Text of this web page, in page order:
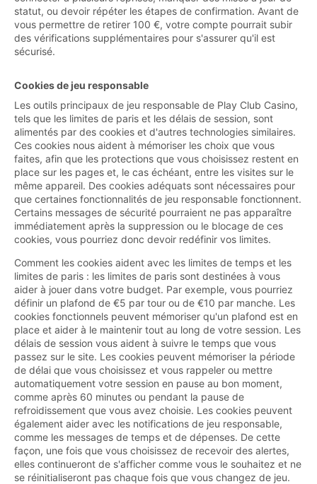
statut, ou devoir répéter les étapes de confirmation. Avant de
vous permettre de retirer 100 €, votre compte pourrait subir
des vérifications supplémentaires pour s'assurer qu'il est
sécurisé.
Cookies de jeu responsable
Les outils principaux de jeu responsable de Play Club Casino,
tels que les limites de paris et les délais de session, sont
alimentés par des cookies et d'autres technologies similaires.
Ces cookies nous aident à mémoriser les choix que vous
faites, afin que les protections que vous choisissez restent en
place sur les pages et, le cas échéant, entre les visites sur le
même appareil. Des cookies adéquats sont nécessaires pour
que certaines fonctionnalités de jeu responsable fonctionnent.
Certains messages de sécurité pourraient ne pas apparaître
immédiatement après la suppression ou le blocage de ces
cookies, vous pourriez donc devoir redéfinir vos limites.
Comment les cookies aident avec les limites de temps et les
limites de paris : les limites de paris sont destinées à vous
aider à jouer dans votre budget. Par exemple, vous pourriez
définir un plafond de €5 par tour ou de €10 par manche. Les
cookies fonctionnels peuvent mémoriser qu'un plafond est en
place et aider à le maintenir tout au long de votre session. Les
délais de session vous aident à suivre le temps que vous
passez sur le site. Les cookies peuvent mémoriser la période
de délai que vous choisissez et vous rappeler ou mettre
automatiquement votre session en pause au bon moment,
comme après 60 minutes ou pendant la pause de
refroidissement que vous avez choisie. Les cookies peuvent
également aider avec les notifications de jeu responsable,
comme les messages de temps et de dépenses. De cette
façon, une fois que vous choisissez de recevoir des alertes,
elles continueront de s'afficher comme vous le souhaitez et ne
se réinitialiseront pas chaque fois que vous changez de jeu.